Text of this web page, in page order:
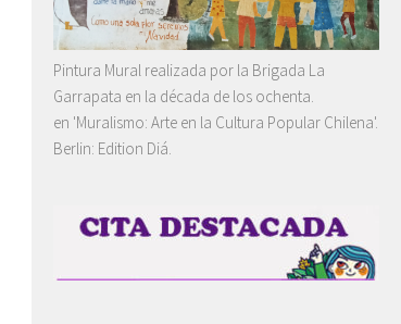
Pintura Mural realizada por la Brigada La
Garrapata en la década de los ochenta.
en 'Muralismo: Arte en la Cultura Popular Chilena'.
Berlin: Edition Diá.